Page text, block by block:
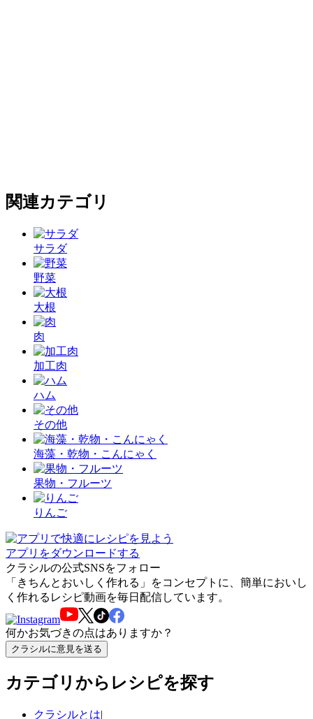
関連カテゴリ
サラダ
野菜
大根
肉
加工肉
ハム
その他
海藻・乾物・こんにゃく
果物・フルーツ
りんご
アプリをダウンロードする
クラシルの公式SNSをフォロー
「きちんとおいしく作れる」をコンセプトに、簡単においし
く作れるレシピ動画を毎日配信しています。
何かお気づきの点はありますか？
クラシルに意見を送る
カテゴリからレシピを探す
クラシルとは|